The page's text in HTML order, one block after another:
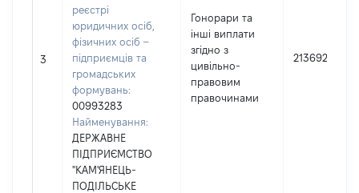
3
реєстрі
юридичних осіб,
фізичних осіб –
підприємців та
громадських
формувань:
00993283
Найменування:
ДЕРЖАВНЕ
ПІДПРИЄМСТВО
"КАМ'ЯНЕЦЬ-
ПОДІЛЬСЬКЕ
Гонорари та
інші виплати
згідно з
цивільно-
правовим
правочинами
213692